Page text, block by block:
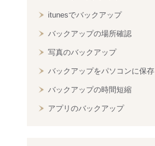
itunesでバックアップ
バックアップの場所確認
写真のバックアップ
バックアップをパソコンに保存
バックアップの時間短縮
アプリのバックアップ